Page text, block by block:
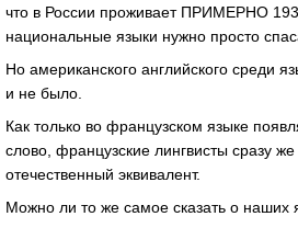
что в России проживает ПРИМЕРНО
национальные языки нужно просто
Но американского английского среди
и не было.
Как только во французском языке
слово, французские лингвисты сразу
отечественный эквивалент.
Можно ли то же самое сказать о наших